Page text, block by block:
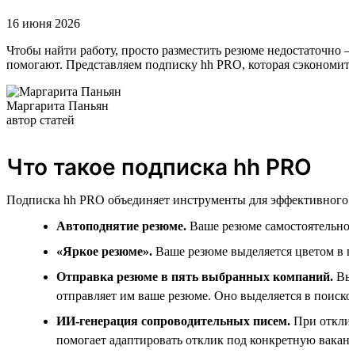
16 июня 2026
Чтобы найти работу, просто разместить резюме
помогают. Представляем подписку hh PRO, которая
Маргарита Паньян
автор статей
Что такое подписка hh PRO
Подписка hh PRO объединяет инструменты для
Автоподнятие резюме. Ваше резюме
«Яркое резюме». Ваше резюме выделяется цветом в
Отправка резюме в пять выбранных компаний.
отправляет им ваше резюме. Оно выделяется в
ИИ-генерация сопроводительных писем. При
помогает адаптировать отклик под конкретную